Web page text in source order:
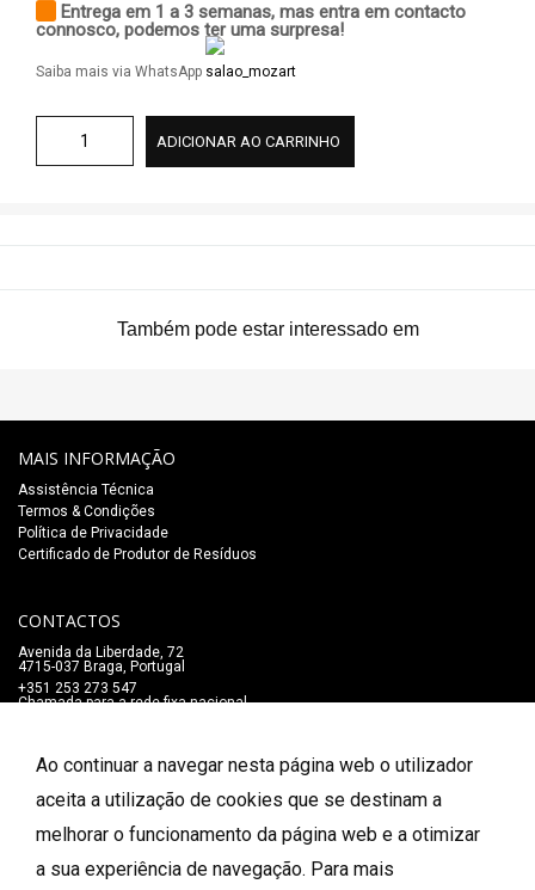
Ao continuar a navegar nesta página web o utilizador
aceita a utilização de cookies que se destinam a
melhorar o funcionamento da página web e a otimizar
a sua experiência de navegação. Para mais
Entrega em 1 a 3 semanas, mas entra em contacto
connosco, podemos ter uma surpresa!
Saiba mais via WhatsApp
ADICIONAR AO CARRINHO
Também pode estar interessado em
MAIS INFORMAÇÃO
Assistência Técnica
Termos & Condições
Política de Privacidade
Certificado de Produtor de Resíduos
CONTACTOS
Avenida da Liberdade, 72
4715-037 Braga, Portugal
+351 253 273 547
Chamada para a rede fixa nacional
FORMAS DE PAGAMENTO